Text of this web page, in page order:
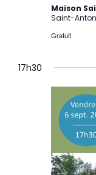
Maison
Saint-
Gratuit
17h30